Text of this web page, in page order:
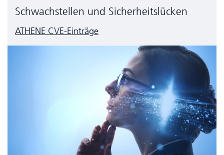
Schwachstellen und Sicherheitslücken
ATHENE CVE-Einträge